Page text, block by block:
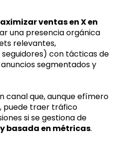
ventas en X en
una presencia orgánica
relevantes,
con tácticas de
segmentados y
canal que, aunque efímero
puede traer tráfico
si se gestiona de
basada en métricas.